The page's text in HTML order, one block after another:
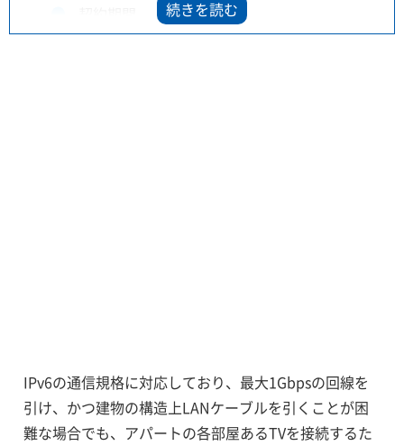
IPv6の通信規格に対応しており、最大1Gbpsの回線を
引け、かつ建物の構造上LANケーブルを引くことが困
難な場合でも、アパートの各部屋あるTVを接続するた